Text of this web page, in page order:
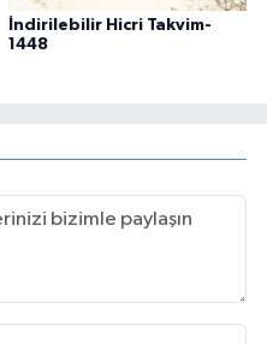
İndirilebilir Hicri Takvim-
1448